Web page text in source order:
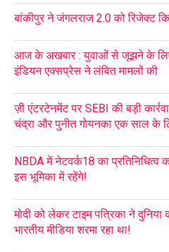
बांकीपुर ने जंगलराज 2.0 को रिजेक्ट
आज के अखबार : युवाओं से जूझने के लिए
इंडियन एक्सप्रेस ने लंबित मामलों की
ज़ी एंटरटेनमेंट पर SEBI की बड़ी
चंद्रा और पुनीत गोयनका एक साल के
NBDA में नेटवर्क18 का प्रतिनिधित्व
इस भूमिका में रहेंगे!
मोदी को लेकर टाइम पत्रिका ने दुनिया
भारतीय मीडिया शरमा रहा था!